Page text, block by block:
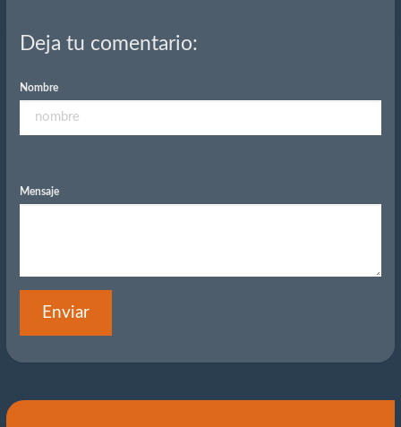
Deja tu comentario:
Nombre
Mensaje
Enviar